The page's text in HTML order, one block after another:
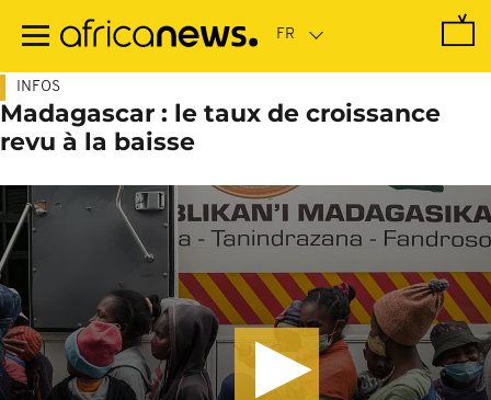
contenu
INFOS
Madagascar : le taux de croissance
revu à la baisse